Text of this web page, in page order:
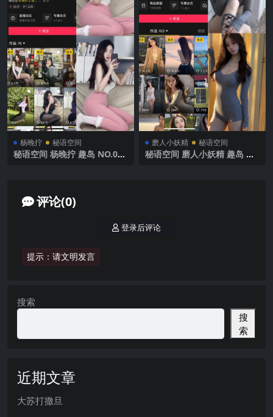
杨晚拧 秘语空间
秘语空间 杨晚拧 趣岛 NO.001
磨人小妖精 秘语空间
秘语空间 磨人小妖精 趣岛 N
评论(0)
提示：请文明发言
登录后评论
搜索
搜
索
近期文章
大苏打撒旦